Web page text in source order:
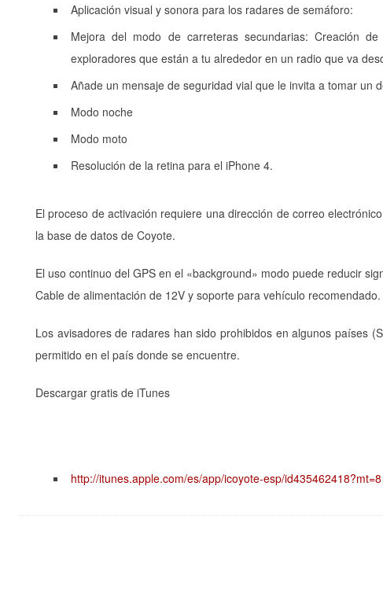
Aplicación visual y sonora para los radares de semáforo:
Mejora del modo de carreteras secundarias: Creación
exploradores que están a tu alrededor en un radio que va
Añade un mensaje de seguridad vial que le invita a tomar un
Modo noche
Modo moto
Resolución de la retina para el iPhone 4.
El proceso de activación requiere una dirección de correo
la base de datos de Coyote.
El uso continuo del GPS en el «background» modo puede reducir
Cable de alimentación de 12V y soporte para vehículo recomendado.
Los avisadores de radares han sido prohibidos en algunos países
permitido en el país donde se encuentre.
Descargar gratis de iTunes
http://itunes.apple.com/es/app/icoyote-esp/id435462418?mt=8